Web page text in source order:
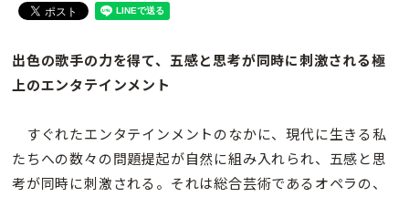
出色の歌手の力を得て、五感と思考が同時に刺激される極
上のエンタテインメント
すぐれたエンタテインメントのなかに、現代に生きる私
たちへの数々の問題提起が自然に組み入れられ、五感と思
考が同時に刺激される。それは総合芸術であるオペラの、